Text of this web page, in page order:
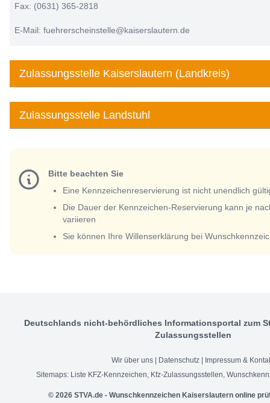
Fax: (0631) 365-2818
E-Mail: fuehrerscheinstelle@kaiserslautern.de
Zulassungsstelle Kaiserslautern (Landkreis)
Zulassungsstelle Landstuhl
Bitte beachten Sie
Eine Kennzeichenreservierung ist nicht unendlich
Die Dauer der Kennzeichen-Reservierung kann je
variieren
Sie können Ihre Willenserklärung bei
Deutschlands nicht-behördliches Informationsportal zum
Zulassungsstellen
Wir über uns | Datenschutz | Impressum &
Sitemaps: Liste KFZ-Kennzeichen Kfz-Zulassungsstellen
© 2026 STVA.de - Wunschkennzeichen Kaiserslautern online